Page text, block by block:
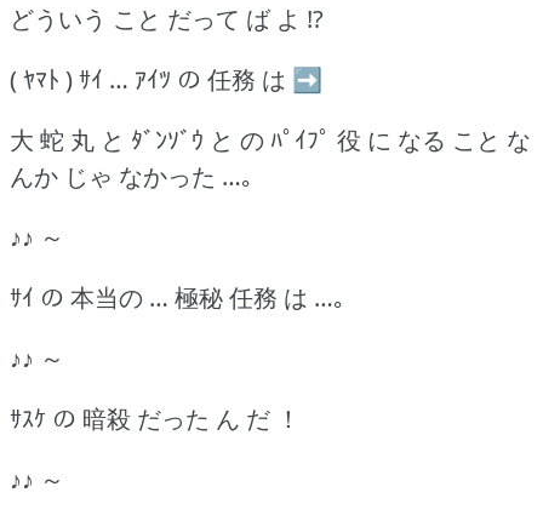
どういう こと だって ば よ !?
( ﾔﾏﾄ ) ｻｲ … ｱｲﾂ の 任務 は ➡
大 蛇 丸 と ﾀﾞﾝｿﾞｳ と の ﾊﾟｲﾌﾟ 役 に なる こと な
んか じゃ なかった …｡
♪♪ ～
ｻｲ の 本当の … 極秘 任務 は …｡
♪♪ ～
ｻｽｹ の 暗殺 だった ん だ ！
♪♪ ～